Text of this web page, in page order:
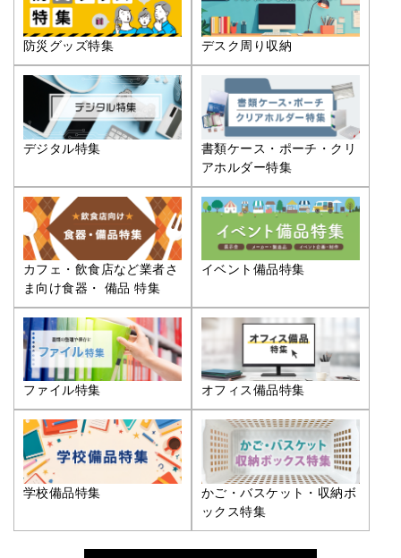
防災グッズ特集 デスク周り収納
デジタル特集
書類ケース・ポーチ・クリ
アホルダー特集
カフェ・飲食店など業者さ
ま向け食器・ 備品 特集
イベント備品特集
ファイル特集 オフィス備品特集
学校備品特集
かご・バスケット・収納ボ
ックス特集